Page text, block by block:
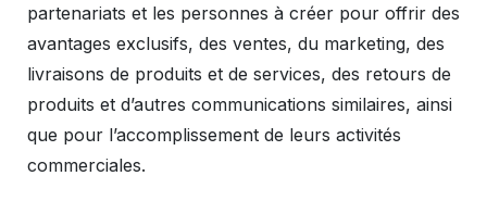
partenariats et les personnes à créer pour offrir des
avantages exclusifs, des ventes, du marketing, des
livraisons de produits et de services, des retours de
produits et d’autres communications similaires, ainsi
que pour l’accomplissement de leurs activités
commerciales.